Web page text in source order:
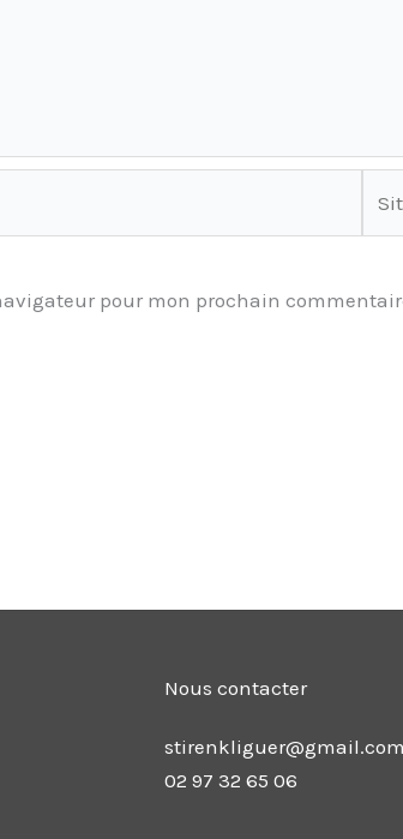
pour mon prochain
Nous contacter
02 97 32 65 06